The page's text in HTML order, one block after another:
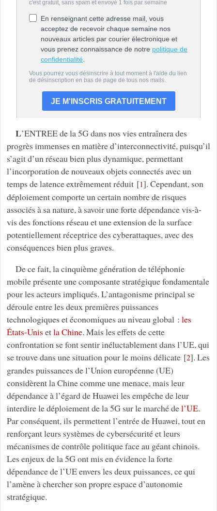
L’ENTREE de la 5G dans nos vies entraînera des
progrès immenses en matière d’interconnectivité, puisqu’il
s’agit d’un réseau bien plus dynamique, permettant
l’incorporation de nouveaux objets connectés avec un
temps de latence extrêmement réduit[1]. Cependant, son
déploiement comporte un certain nombre de risques
associés à sa nature, à savoir une forte dépendance vis-à-
vis des fonctions réseau et une extension de la surface
potentiellement réceptrice des cyberattaques, avec des
conséquences bien plus graves.
De ce fait, la cinquième génération de téléphonie
mobile présente une composante stratégique fondamentale
pour les acteurs impliqués. L’antagonisme principal se
déroule entre les deux premières puissances
technologiques et économiques au niveau global : les
États-Unisetla Chine. Mais les effets de cette
confrontation se font sentir inéluctablement dans l’UE, qui
se trouve dans une situation pour le moins délicate[2]. Les
grandes puissances de l’Union européenne (UE)
considèrent la Chine comme une menace, mais leur
dépendance à l’égard de Huawei les empêche de leur
interdire le déploiement de la 5G sur le marché del’UE.
Par conséquent, ils permettent l’entrée de Huawei, tout en
renforçant leurs systèmes de cybersécurité et leurs
mécanismes de contrôle politique face au géant chinois.
Les enjeux de la 5G ont mis en évidence la forte
dépendance de l’UE envers les deux puissances, ce qui
l’amène à chercher son propre espace d’autonomie
stratégique.